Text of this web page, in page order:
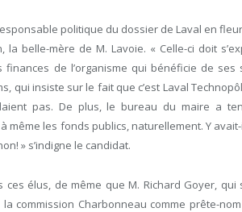
politique du dossier de Laval en
la belle-mère de M. Lavoie. « Celle-ci doit
finances de l’organisme qui bénéficie de ses
qui insiste sur le fait que c’est Laval
pas. De plus, le bureau du maire a
même les fonds publics, naturellement. Y
» s’indigne le candidat.
élus, de même que M. Richard Goyer,
commission Charbonneau comme prête-